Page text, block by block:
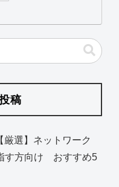
稿
厳選】ネットワーク
す方向け おすすめ5